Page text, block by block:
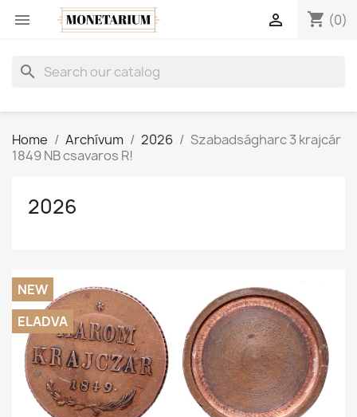
 shopping_cart (0)

search
Home Archívum 2026
Szabadságharc 3 krajcár
1849 NB csavaros R!
2026
NEW
ELADVA